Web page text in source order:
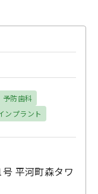
予防歯科
ンプラント
平河町森タワ